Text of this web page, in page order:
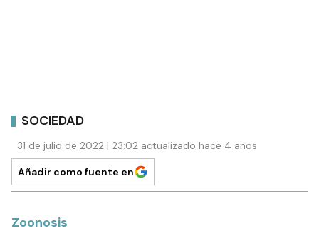
SOCIEDAD
31 de julio de 2022 | 23:02 actualizado hace 4 años
Añadir como fuente en
Zoonosis